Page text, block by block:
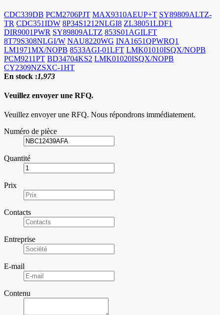
CDC339DB PCM2706PJT MAX9310AEUP+T SY89809ALTZ-
TR CDC351IDW 8P34S1212NLGI8 ZL38051LDF1
DIR9001PWR SY89809ALTZ 853S01AGILFT
8T79S308NLGI/W NAU8220WG INA1651QPWRQ1
LM1971MX/NOPB 8533AGI-01LFT LMK01010ISQX/NOPB
PCM9211PT BD34704KS2 LMK01020ISQX/NOPB
CY2309NZSXC-1HT
En stock :1,973
Veuillez envoyer une RFQ.
Veuillez envoyer une RFQ. Nous répondrons immédiatement.
Numéro de pièce
Quantité
Prix
Contacts
Entreprise
E-mail
Contenu